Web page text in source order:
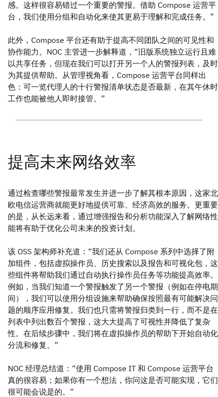
感。这样很容易错过一个重要的警报。借助 Compose 运营平
台，我们使用分组和自动化来使其更易于理解和完成任务。”
此外，Compose 平台还有助于提高不同团队之间的可见性和
协作能力。NOC 主管进一步解释道，“旧版系统独立运行且难
以共享任务，但现在我们可以打开另一个人的警报列表，及时
为其提供帮助。从管理视角看，Compose 运营平台同样出
色：可一览代理人的十行警报清单状态是否最新，在其午休时
工作也能被他人即时接管。”
通过检查哪些警报最常发生并进一步了解其根本原因，这家北
欧电信运营商就能更好地提供可靠、经济高效的服务。更重要
的是，从长远来看，通过增强报告和分析功能深入了解网络性
能将有助于优化公司未来的投资计划。
该 OSS 架构师补充道：“我们还从 Compose 系列中选择了附
加组件，包括虚拟操作员、历史搜索以及报告和可视化包，这
些组件将帮助我们通过自动执行操作员任务等功能提高效率。
例如，当我们知道一个警报触发了另一个警报（例如在停电期
间），我们可以使用分组设施来帮助确保按照最有可能解决问
题的顺序应用修复。我们也只需将警报归类到一行，而不是在
列表中列出数百个警报，这大大提高了可视性并降低了复杂
性。在后续步骤中，我们将在虚拟操作员的帮助下开始自动化
分流和修复。”
NOC 经理总结道：“使用 Compose IT 和 Compose 运营平台
真的很容易；如果你有一个想法，你问这是否可能实现，它们
很可能会说是的。”